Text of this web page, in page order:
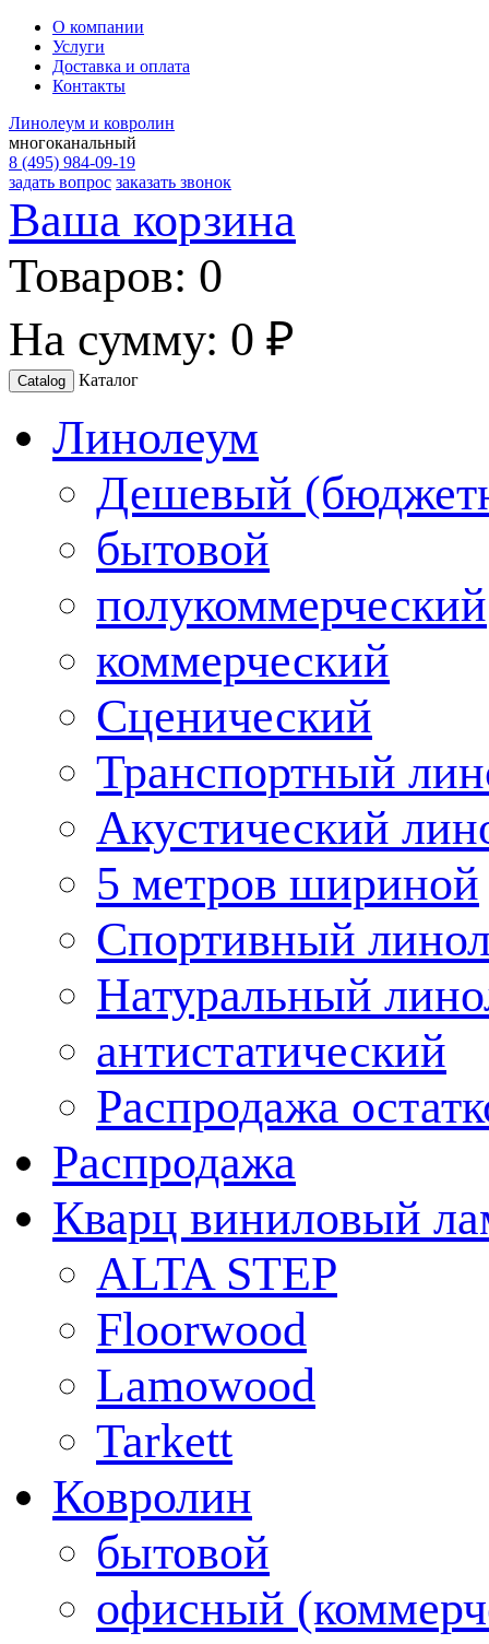
О компании
Услуги
Доставка и оплата
Контакты
Линолеум и ковролин
многоканальный
8 (495) 984-09-19
задать вопрос заказать звонок
Ваша корзина
Товаров: 0
На сумму: 0 ₽
Catalog Каталог
Линолеум
Дешевый
бытовой
полукоммерческий
коммерческий
Сценический
Транспортный
Акустический
5 метров шириной
Спортивный
Натуральный
антистатический
Распродажа
Распродажа
Кварц виниловый
ALTA STEP
Floorwood
Lamowood
Tarkett
Ковролин
бытовой
офисный